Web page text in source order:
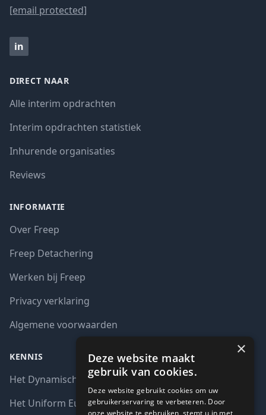
[email protected]
in
DIRECT NAAR
Alle interim opdrachten
Interim opdrachten statistiek
Inhurende organisaties
Reviews
INFORMATIE
Over Freep
Freep Detachering
Werken bij Freep
Privacy verklaring
Algemene voorwaarden
KENNIS
Het Dynamisch aankoopsysteem (DAS)
Het Uniform Europees Aanbestedingsdocument (UEA)
×
Deze website maakt
gebruik van cookies.
Deze website gebruikt cookies om uw
gebruikerservaring te verbeteren. Door
onze website te gebruiken, stemt u in met